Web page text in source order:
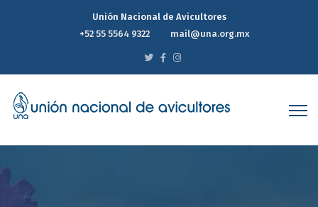
Unión Nacional de Avicultores
+52 55 5564 9322
mail@una.org.mx